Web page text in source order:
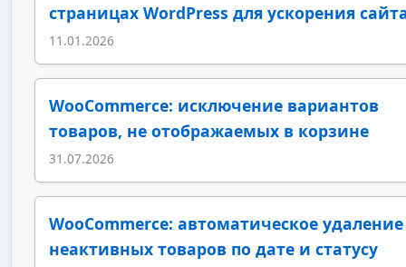
страницах WordPress для ускорения
11.01.2026
WooCommerce: исключение вариантов
товаров, не отображаемых в корзине
31.07.2026
WooCommerce: автоматическое удаление
неактивных товаров по дате и статусу